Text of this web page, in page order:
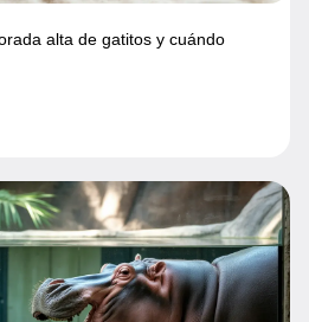
alta de gatitos y cuándo